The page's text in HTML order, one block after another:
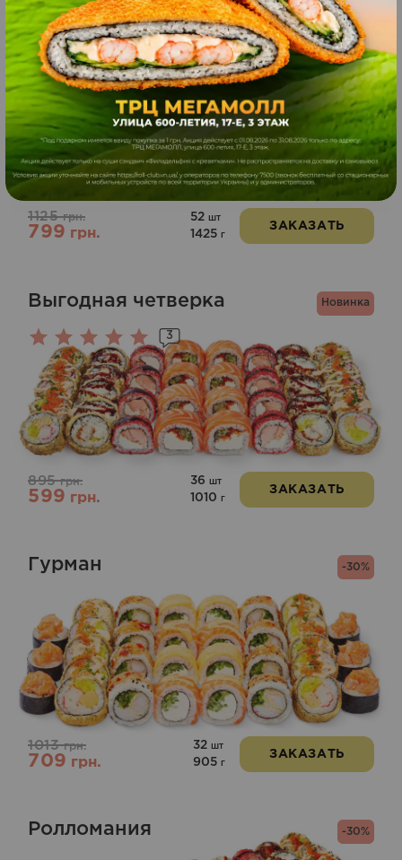
Новинка
Выгодная шестерка
1125грн.
799грн.
52 шт
1425 г
ЗАКАЗАТЬ
Новинка
Выгодная четверка
Оценка
5.00
из 5
3
895грн.
599грн.
36 шт
1010 г
ЗАКАЗАТЬ
-30%
Гурман
1013грн.
709грн.
32 шт
905 г
ЗАКАЗАТЬ
-30%
Ролломания